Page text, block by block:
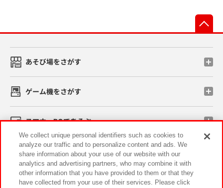
あそび場をさがす
ゲーム機をさがす
スマホ・PCであそぶ
イベント・キャンペーン
We collect unique personal identifiers such as cookies to
analyze our traffic and to personalize content and ads. We
share information about your use of our website with our
analytics and advertising partners, who may combine it with
other information that you have provided to them or that they
have collected from your use of their services. Please click